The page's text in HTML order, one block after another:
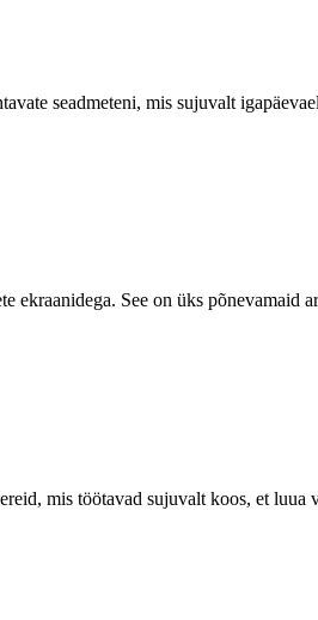
seadmeteni, mis sujuvalt
See on üks põnevamaid
mis töötavad sujuvalt koos, et luua